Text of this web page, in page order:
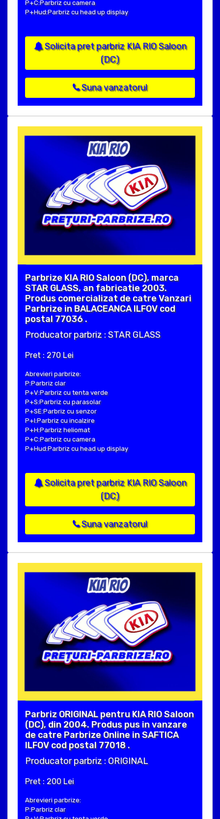
P+C:Parbriz cu camera
P+Hud:Parbriz cu head up display
Solicita pret parbriz KIA RIO Saloon
(DC)
Suna vanzatorul
Parbrize KIA RIO Saloon (DC), marca
STAR GLASS, an fabricatie 2003.
Produs comercializat de catre Vanzari
Parbrize in BALACEANCA ILFOV cod
postal 77036 .
Producator parbriz : STAR GLASS
Pret : 270 Lei
Abrevieri parbrize:
P:Parbriz clar
P+V:Parbriz cu tenta verde
P+S:Parbriz cu parasolar
P+SE:Parbriz cu senzor
P+I:Parbriz cu incalzire
P+H:Parbriz heliomat
P+C:Parbriz cu camera
P+Hud:Parbriz cu head up display
Solicita pret parbriz KIA RIO Saloon
(DC)
Suna vanzatorul
Parbriz ORIGINAL pentru KIA RIO Saloon
(DC), din 2004. Produs pus in vanzare
de catre Parbrize Online in SAFTICA
ILFOV cod postal 77018 .
Producator parbriz : ORIGINAL
Pret : 200 Lei
Abrevieri parbrize:
P:Parbriz clar